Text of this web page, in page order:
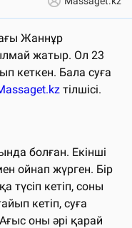
Жаннұр
жатыр. Ол 23
кеткен. Бала суға
тілшісі.
болған. Екінші
ойнап жүрген. Бір
түсіп кетіп, соны
кетіп, суға
оны әрі қарай